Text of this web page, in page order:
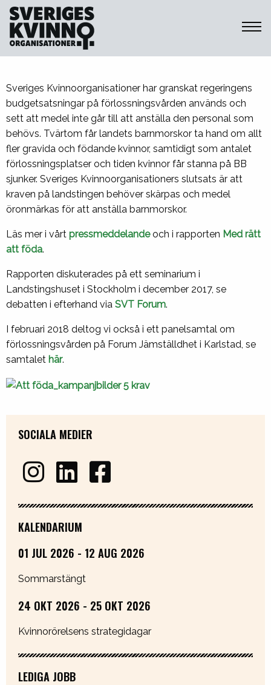
Sveriges Kvinnoorganisationer
Sveriges Kvinnoorganisationer har granskat regeringens
budgetsatsningar på förlossningsvården används och
sett att medel inte går till att anställa den personal som
behövs. Tvärtom får landets barnmorskor ta hand om allt
fler gravida och födande kvinnor, samtidigt som antalet
förlossningsplatser och tiden kvinnor får stanna på BB
sjunker. Sveriges Kvinnoorganisationers slutsats är att
kraven på landstingen behöver skärpas och medel
öronmärkas för att anställa barnmorskor.
Läs mer i vårt pressmeddelandeoch i rapporten Med rätt
att föda.
Rapporten diskuterades på ett seminarium i
Landstingshuset i Stockholm i december 2017, se
debatten i efterhand via SVT Forum.
I februari 2018 deltog vi också i ett panelsamtal om
förlossningsvården på Forum Jämställdhet i Karlstad, se
samtalet här.
SOCIALA MEDIER
KALENDARIUM
01 JUL 2026 - 12 AUG 2026
Sommarstängt
24 OKT 2026 - 25 OKT 2026
Kvinnorörelsens strategidagar
LEDIGA JOBB